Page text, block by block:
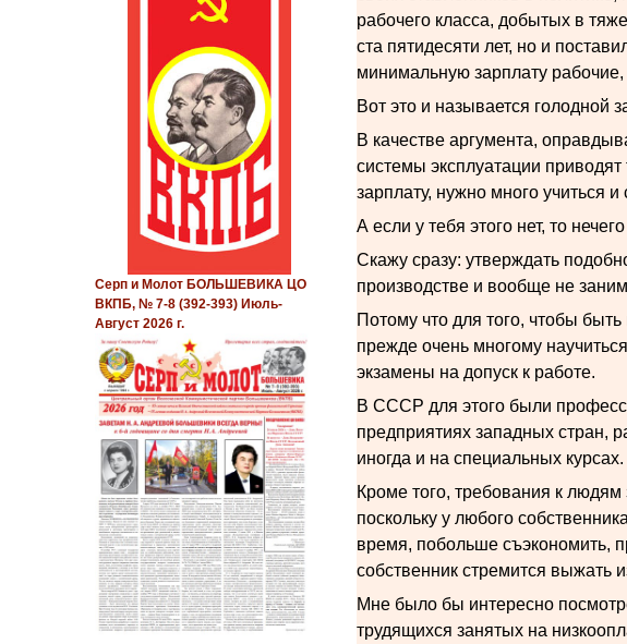
рабочего класса, добытых в
ста пятидесяти лет, но и
минимальную зарплату
Вот это и называется голодной
В качестве аргумента,
системы эксплуатации
зарплату, нужно много учиться
А если у тебя этого нет, то
Скажу сразу: утверждать
производстве и вообще не
Потому что для того, чтобы
прежде очень многому
экзамены на допуск к работе.
В СССР для этого были
предприятиях западных стран,
иногда и на специальных курсах.
Кроме того, требования к
поскольку у любого
время, побольше съэкономить,
собственник стремится выжать
Мне было бы интересно
трудящихся занятых на
Серп и Молот БОЛЬШЕВИКА ЦО
ВКПБ, № 7-8 (392-393) Июль-
Август 2026 г.